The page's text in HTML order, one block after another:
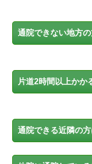
通院できない地方
片道2時間以上かか
通院できる近隣の